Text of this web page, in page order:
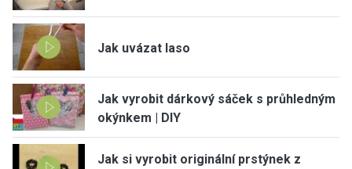
Jak uvázat laso
Jak vyrobit dárkový sáček s průhledným
okýnkem | DIY
Jak si vyrobit originální prstýnek z